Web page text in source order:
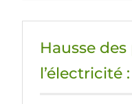
Hausse
l’électricité